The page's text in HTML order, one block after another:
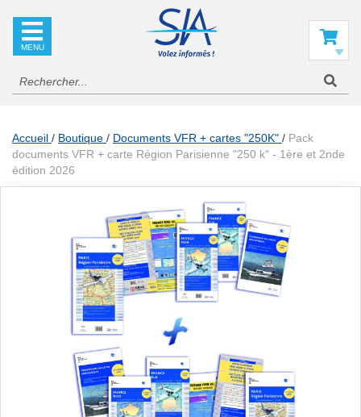
Accueil Boutique Documents VFR + cartes "250K"
Pack
documents VFR + carte Région Parisienne "250 k" - 1ère et 2nde
édition 2026